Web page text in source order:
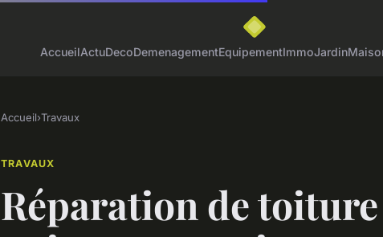
AccueilActuDecoDemenagementEquipementImmoJardin
Accueil›Travaux
TRAVAUX
Réparation de